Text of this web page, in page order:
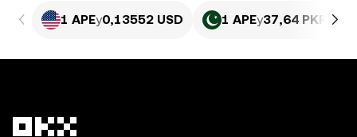
1 APEу0,13552 USD 1 APEу37,64 PKR